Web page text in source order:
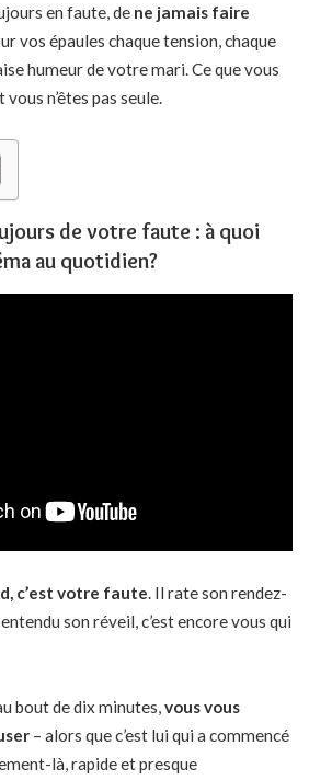
en faute, de ne jamais faire
vos épaules chaque tension, chaque
humeur de votre mari. Ce que vous
n’êtes pas seule.
de votre faute : à quoi
au quotidien?
c’est votre faute. Il rate son rendez-
entendu son réveil, c’est encore vous qui
bout de dix minutes,vous vous
– alors que c’est lui qui a commencé
là, rapide et presque